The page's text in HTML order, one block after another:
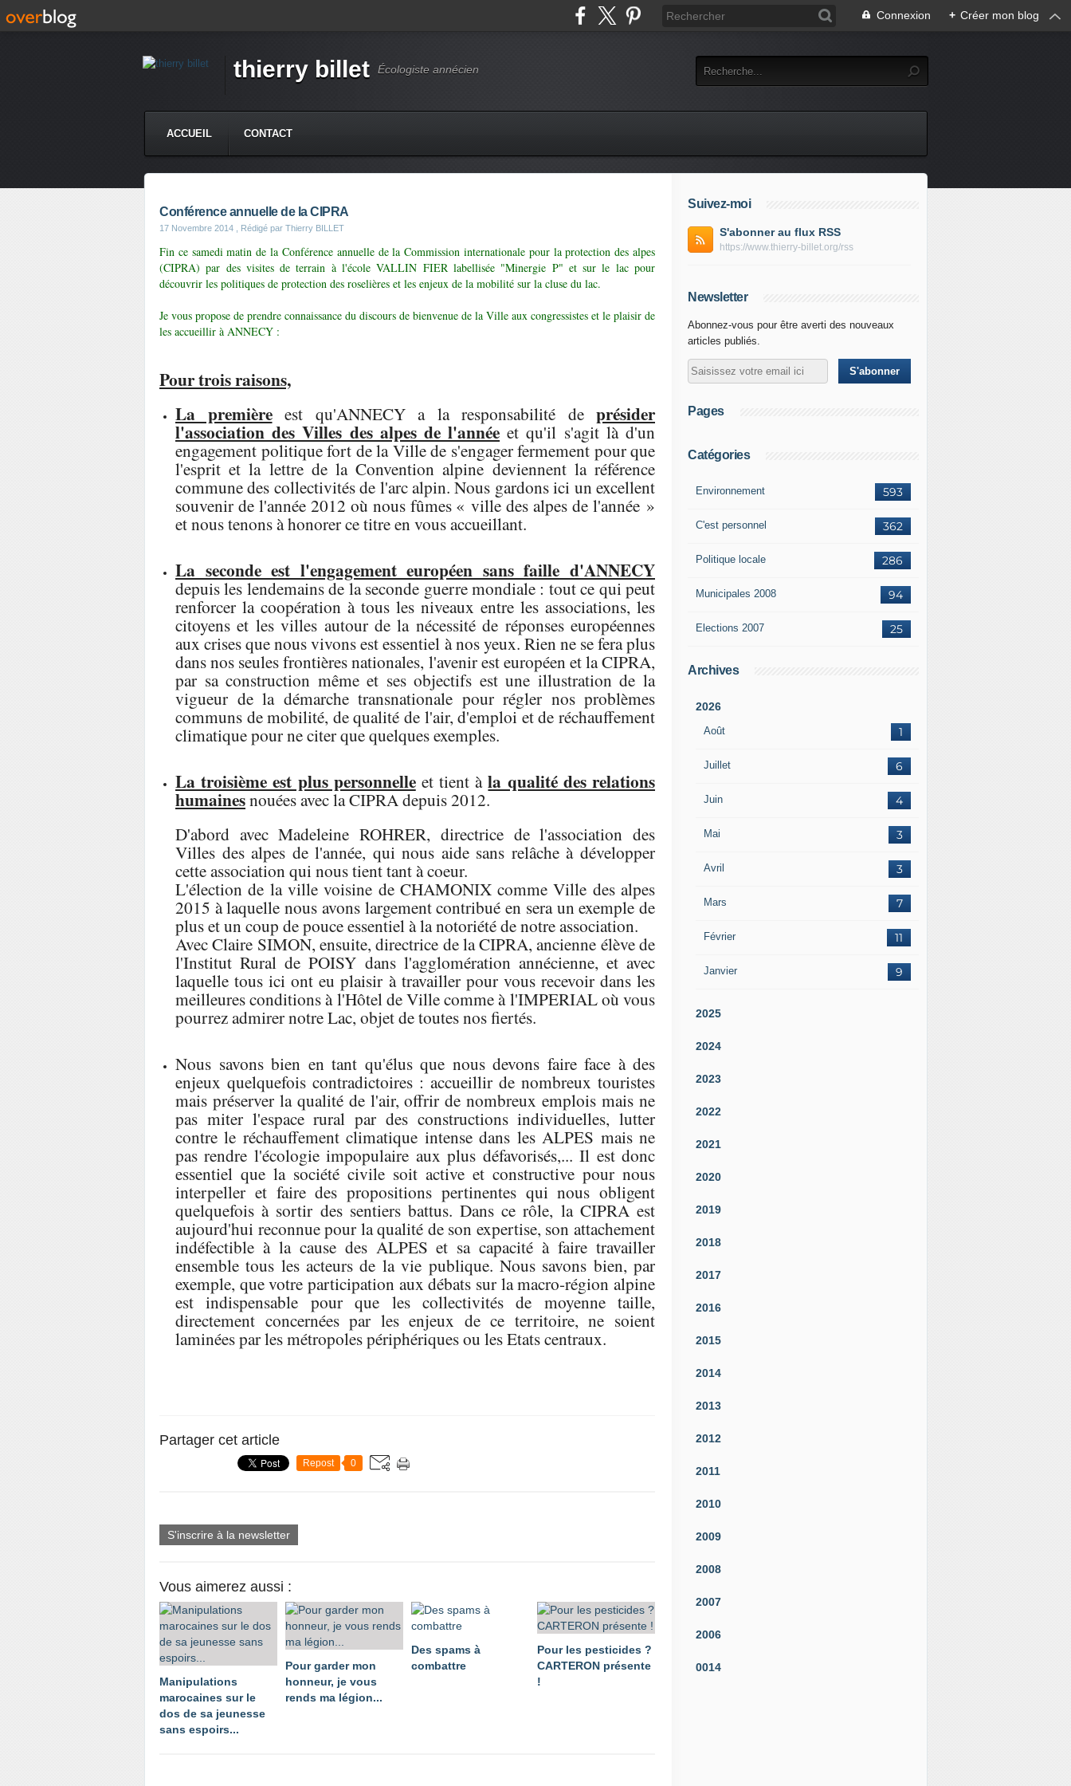
Connexion + Créer mon blog
thierry billet Écologiste annécien
ACCUEIL CONTACT
Conférence annuelle de la CIPRA
17 Novembre 2014 , Rédigé par Thierry BILLET
Fin ce samedi matin de la Conférence annuelle de la Commission internationale pour la protection des alpes
(CIPRA) par des visites de terrain à l'école VALLIN FIER labellisée "Minergie P" et sur le lac pour
découvrir les politiques de protection des roselières et les enjeux de la mobilité sur la cluse du lac.
Je vous propose de prendre connaissance du discours de bienvenue de la Ville aux congressistes et le plaisir de
les accueillir à ANNECY :
Pour trois raisons,
La premièreest qu'ANNECY a la responsabilité de présider
l'association des Villes des alpes de l'année et qu'il s'agit là d'un
engagement politique fort de la Ville de s'engager fermement pour que
l'esprit et la lettre de la Convention alpine deviennent la référence
commune des collectivités de l'arc alpin. Nous gardons ici un excellent
souvenir de l'année 2012 où nous fûmes « ville des alpes de l'année »
et nous tenons à honorer ce titre en vous accueillant.
La seconde est l'engagement européen sans faille d'ANNECY
depuis les lendemains de la seconde guerre mondiale : tout ce qui peut
renforcer la coopération à tous les niveaux entre les associations, les
citoyens et les villes autour de la nécessité de réponses européennes
aux crises que nous vivons est essentiel à nos yeux. Rien ne se fera plus
dans nos seules frontières nationales, l'avenir est européen et la CIPRA,
par sa construction même et ses objectifs est une illustration de la
vigueur de la démarche transnationale pour régler nos problèmes
communs de mobilité, de qualité de l'air, d'emploi et de réchauffement
climatique pour ne citer que quelques exemples.
La troisième est plus personnelleet tient àla qualité des relations
humainesnouées avec la CIPRA depuis 2012.
D'abord avec Madeleine ROHRER, directrice de l'association des
Villes des alpes de l'année, qui nous aide sans relâche à développer
cette association qui nous tient tant à coeur.
L'élection de la ville voisine de CHAMONIX comme Ville des alpes
2015 à laquelle nous avons largement contribué en sera un exemple de
plus et un coup de pouce essentiel à la notoriété de notre association.
Avec Claire SIMON, ensuite, directrice de la CIPRA, ancienne élève de
l'Institut Rural de POISY dans l'agglomération annécienne, et avec
laquelle tous ici ont eu plaisir à travailler pour vous recevoir dans les
meilleures conditions à l'Hôtel de Ville comme à l'IMPERIAL où vous
pourrez admirer notre Lac, objet de toutes nos fiertés.
Nous savons bien en tant qu'élus que nous devons faire face à des
enjeux quelquefois contradictoires : accueillir de nombreux touristes
mais préserver la qualité de l'air, offrir de nombreux emplois mais ne
pas miter l'espace rural par des constructions individuelles, lutter
contre le réchauffement climatique intense dans les ALPES mais ne
pas rendre l'écologie impopulaire aux plus défavorisés,... Il est donc
essentiel que la société civile soit active et constructive pour nous
interpeller et faire des propositions pertinentes qui nous obligent
quelquefois à sortir des sentiers battus. Dans ce rôle, la CIPRA est
aujourd'hui reconnue pour la qualité de son expertise, son attachement
indéfectible à la cause des ALPES et sa capacité à faire travailler
ensemble tous les acteurs de la vie publique. Nous savons bien, par
exemple, que votre participation aux débats sur la macro-région alpine
est indispensable pour que les collectivités de moyenne taille,
directement concernées par les enjeux de ce territoire, ne soient
laminées par les métropoles périphériques ou les Etats centraux.
Partager cet article
Repost 0
S'inscrire à la newsletter
Vous aimerez aussi :
Manipulations
marocaines sur le
dos de sa jeunesse
sans espoirs...
Pour garder mon
honneur, je vous
rends ma légion...
Des spams à
combattre
Pour les pesticides ?
CARTERON présente
!
Suivez-moi
S'abonner au flux RSS
https://www.thierry-billet.org/rss
Newsletter
Abonnez-vous pour être averti des nouveaux
articles publiés.
Pages
Catégories
593
Environnement
362
C'est personnel
286
Politique locale
94
Municipales 2008
25
Elections 2007
Archives
2026
Août 1
Juillet 6
Juin 4
Mai 3
Avril 3
Mars 7
Février 11
Janvier 9
2025
2024
2023
2022
2021
2020
2019
2018
2017
2016
2015
2014
2013
2012
2011
2010
2009
2008
2007
2006
0014